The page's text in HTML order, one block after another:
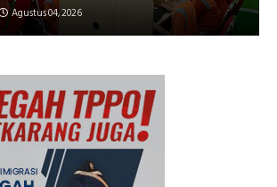
Agustus 04, 2026